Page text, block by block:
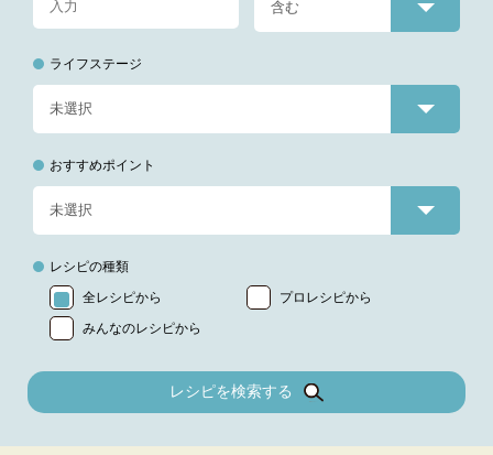
ライフステージ
おすすめポイント
レシピの種類
全レシピから
プロレシピから
みんなのレシピから
レシピを検索する